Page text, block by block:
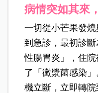
病情突如其來
一切從小芒果發
到急診，最初診
性腸胃炎」，住
了「黴漿菌感染
機立斷，立即轉